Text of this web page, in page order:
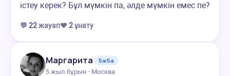
істеу керек? Бұл мүмкін па, әлде мүмкін емес пе?
💬 22жауап❤️ 2ұнату
Маргарита
5ж5а
5 жыл бұрын · Москва